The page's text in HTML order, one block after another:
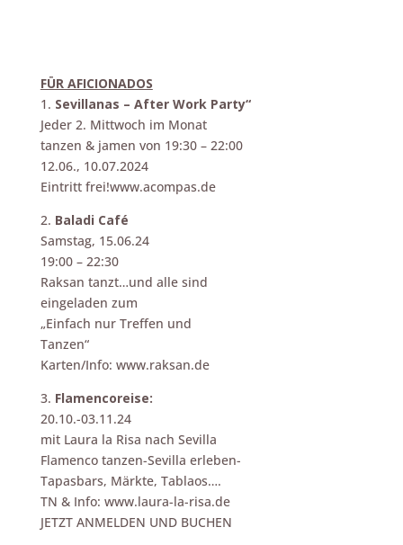
FÜR AFICIONADOS
1. Sevillanas – After Work Party“
Jeder 2. Mittwoch im Monat
tanzen & jamen von 19:30 – 22:00
12.06., 10.07.2024
Eintritt frei!www.acompas.de
2. Baladi Café
Samstag, 15.06.24
19:00 – 22:30
Raksan tanzt…und alle sind
eingeladen zum
„Einfach nur Treffen und
Tanzen“
Karten/Info: www.raksan.de
3. Flamencoreise:
20.10.-03.11.24
mit Laura la Risa nach Sevilla
Flamenco tanzen-Sevilla erleben-
Tapasbars, Märkte, Tablaos….
TN & Info: www.laura-la-risa.de
JETZT ANMELDEN UND BUCHEN